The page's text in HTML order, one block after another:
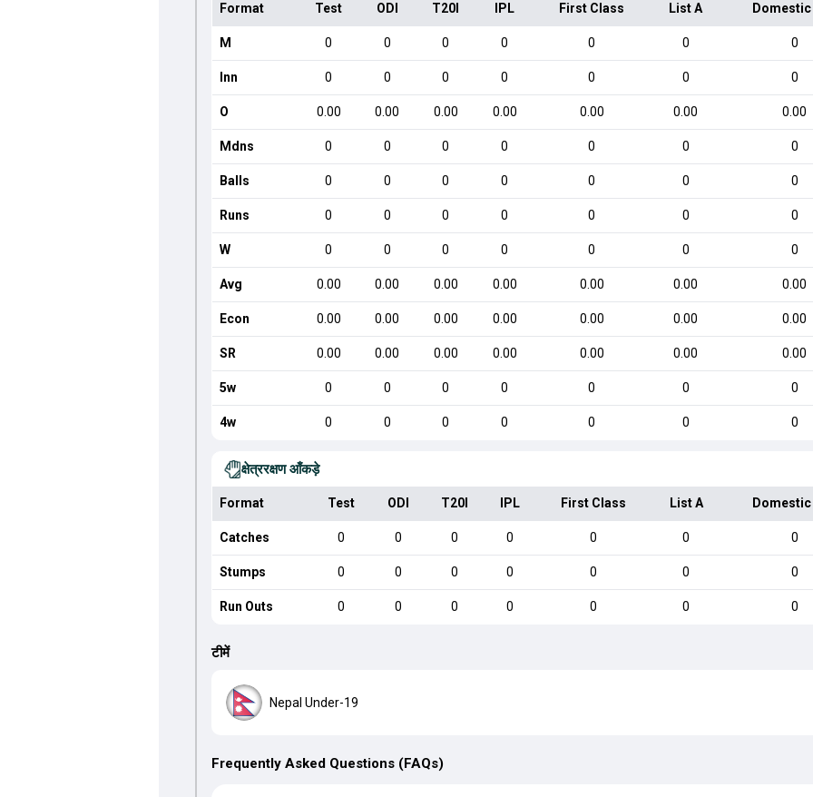
Format Test ODI T20I IPL First Class List A
M 0 0 0 0 0 0 0
Inn 0 0 0 0 0 0 0
O 0.00 0.00 0.00 0.00 0.00 0.00 0.00
Mdns 0 0 0 0 0 0 0
Balls 0 0 0 0 0 0 0
Runs 0 0 0 0 0 0 0
W 0 0 0 0 0 0 0
Avg 0.00 0.00 0.00 0.00 0.00 0.00 0.00
Econ 0.00 0.00 0.00 0.00 0.00 0.00 0.00
SR 0.00 0.00 0.00 0.00 0.00 0.00 0.00
5w 0 0 0 0 0 0 0
4w 0 0 0 0 0 0 0
क्षेत्ररक्षण आँकड़े
Format Test ODI T20I IPL First Class List A
Catches 0 0 0 0 0 0 0
Stumps 0 0 0 0 0 0 0
Run Outs 0 0 0 0 0 0 0
टीमें
Nepal Under-19
Frequently Asked Questions (FAQs)